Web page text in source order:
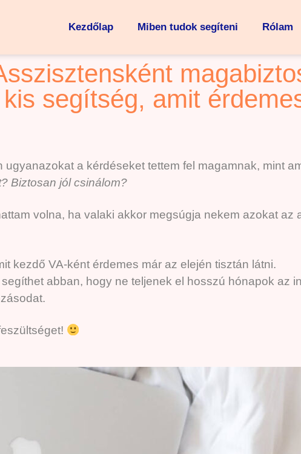
Kezdőlap Miben tudok segíteni Rólam
segítség, amit
a kérdéseket tettem fel magamnak, mint
Biztosan jól csinálom?
volna, ha valaki akkor megsúgja nekem azokat az
kezdő VA-ként érdemes már az elején tisztán látni.
abban, hogy ne teljenek el hosszú hónapok az